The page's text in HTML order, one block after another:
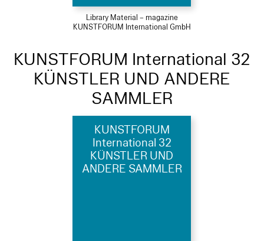
Library Material – magazine
KUNSTFORUM International GmbH
KUNSTFORUM International 32
KÜNSTLER UND ANDERE
SAMMLER
KUNSTFORUM
International 32
KÜNSTLER UND
ANDERE SAMMLER